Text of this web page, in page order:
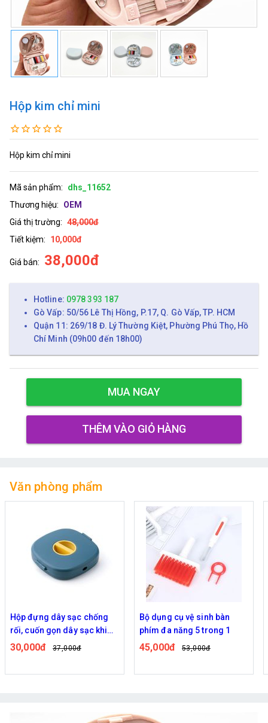
Hộp kim chỉ mini
Hộp kim chỉ mini
Mã sản phẩm:
dhs_11652
Thương hiệu:
OEM
Giá thị trường: 48,000đ
Tiết kiệm:
10,000đ
Giá bán: 38,000đ
Hotline: 0978 393 187
Gò Vấp: 50/56 Lê Thị Hồng, P.17, Q. Gò Vấp, TP. HCM
Quận 11: 269/18 Đ. Lý Thường Kiệt, Phường Phú Thọ, Hồ
Chí Minh (09h00 đến 18h00)
MUA NGAY
THÊM VÀO GIỎ HÀNG
Văn phòng phẩm
Hộp đựng dây sạc chống
rối, cuốn gọn dây sạc khi
không sử dụng
30,000đ 37,000đ
Bộ dụng cụ vệ sinh bàn
phím đa năng 5 trong 1
45,000đ 53,000đ